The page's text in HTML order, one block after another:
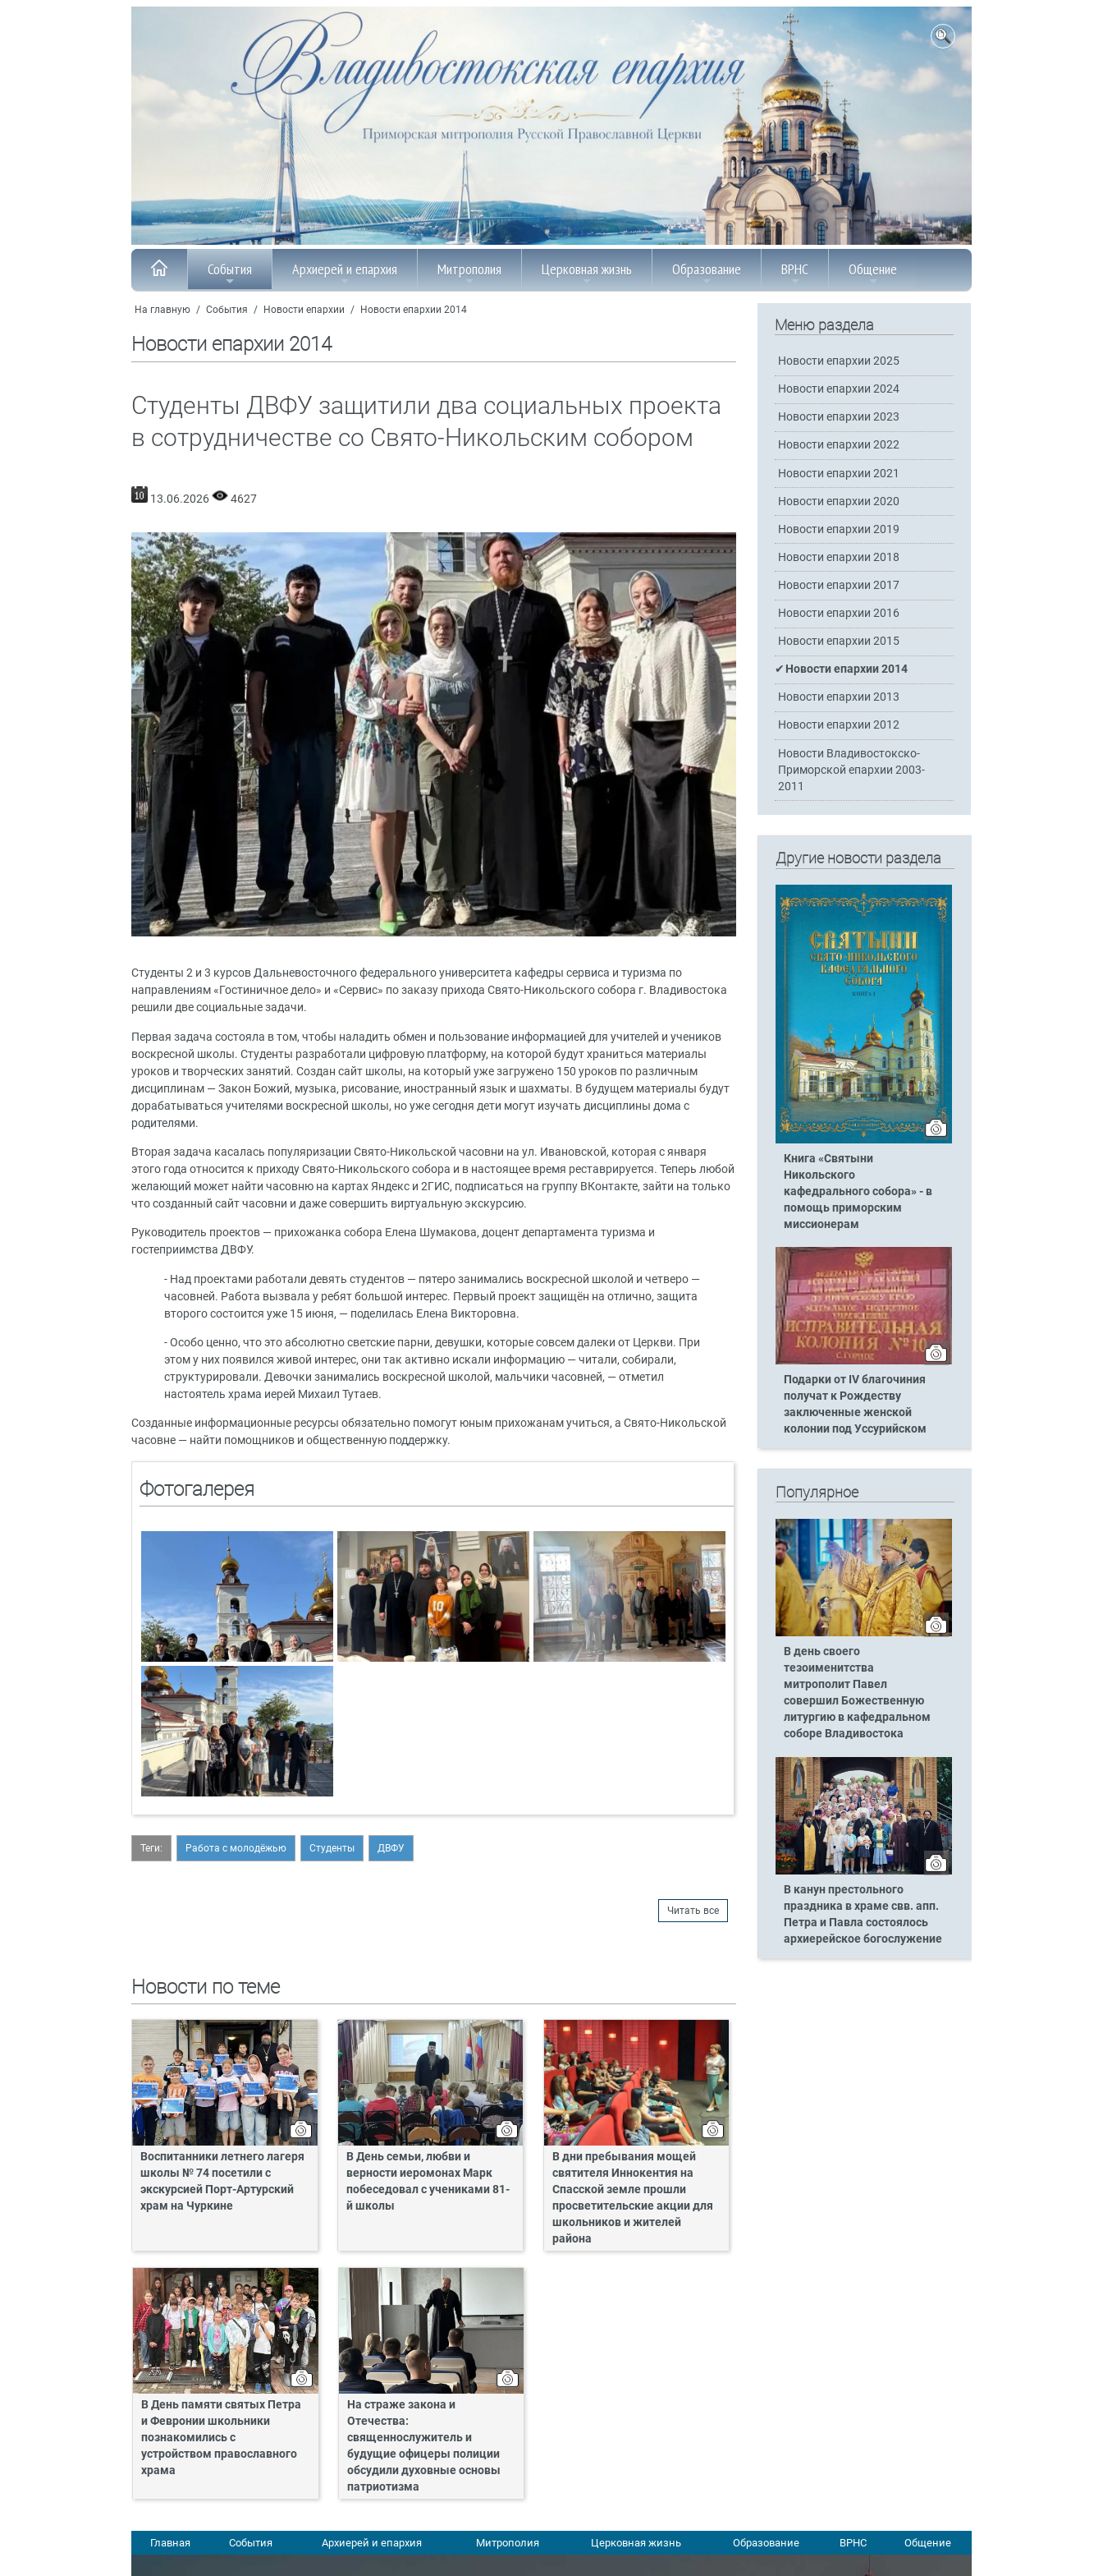
События Архиерей и епархия Митрополия Церковная жизнь Образование ВРНС Общение
На главную / События / Новости епархии / Новости епархии 2014
Новости епархии 2014
Студенты ДВФУ защитили два социальных проекта
в сотрудничестве со Свято-Никольским собором
13.06.2026 4627
Студенты 2 и 3 курсов Дальневосточного федерального университета кафедры сервиса и туризма по
направлениям «Гостиничное дело» и «Сервис» по заказу прихода Свято-Никольского собора г. Владивостока
решили две социальные задачи.
Первая задача состояла в том, чтобы наладить обмен и пользование информацией для учителей и учеников
воскресной школы. Студенты разработали цифровую платформу, на которой будут храниться материалы
уроков и творческих занятий. Создан сайт школы, на который уже загружено 150 уроков по различным
дисциплинам — Закон Божий, музыка, рисование, иностранный язык и шахматы. В будущем материалы будут
дорабатываться учителями воскресной школы, но уже сегодня дети могут изучать дисциплины дома с
родителями.
Вторая задача касалась популяризации Свято-Никольской часовни на ул. Ивановской, которая с января
этого года относится к приходу Свято-Никольского собора и в настоящее время реставрируется. Теперь любой
желающий может найти часовню на картах Яндекс и 2ГИС, подписаться на группу ВКонтакте, зайти на только
что созданный сайт часовни и даже совершить виртуальную экскурсию.
Руководитель проектов — прихожанка собора Елена Шумакова, доцент департамента туризма и
гостеприимства ДВФУ.
- Над проектами работали девять студентов — пятеро занимались воскресной школой и четверо —
часовней. Работа вызвала у ребят большой интерес. Первый проект защищён на отлично, защита
второго состоится уже 15 июня, — поделилась Елена Викторовна.
- Особо ценно, что это абсолютно светские парни, девушки, которые совсем далеки от Церкви. При
этом у них появился живой интерес, они так активно искали информацию — читали, собирали,
структурировали. Девочки занимались воскресной школой, мальчики часовней, — отметил
настоятель храма иерей Михаил Тутаев.
Созданные информационные ресурсы обязательно помогут юным прихожанам учиться, а Свято-Никольской
часовне — найти помощников и общественную поддержку.
Фотогалерея
Теги: Работа с молодёжью Студенты ДВФУ
Читать все
Новости по теме
Воспитанники летнего лагеря
школы № 74 посетили с
экскурсией Порт-Артурский
храм на Чуркине
В День семьи, любви и
верности иеромонах Марк
побеседовал с учениками 81-
й школы
В дни пребывания мощей
святителя Иннокентия на
Спасской земле прошли
просветительские акции для
школьников и жителей
района
В День памяти святых Петра
и Февронии школьники
познакомились с
устройством православного
храма
На страже закона и
Отечества:
священнослужитель и
будущие офицеры полиции
обсудили духовные основы
патриотизма
Меню раздела
Новости епархии 2025
Новости епархии 2024
Новости епархии 2023
Новости епархии 2022
Новости епархии 2021
Новости епархии 2020
Новости епархии 2019
Новости епархии 2018
Новости епархии 2017
Новости епархии 2016
Новости епархии 2015
Новости епархии 2014
Новости епархии 2013
Новости епархии 2012
Новости Владивостокско-
Приморской епархии 2003-
2011
Другие новости раздела
Книга «Святыни
Никольского
кафедрального собора» - в
помощь приморским
миссионерам
Подарки от IV благочиния
получат к Рождеству
заключенные женской
колонии под Уссурийском
Популярное
В день своего
тезоименитства
митрополит Павел
совершил Божественную
литургию в кафедральном
соборе Владивостока
В канун престольного
праздника в храме свв. апп.
Петра и Павла состоялось
архиерейское богослужение
Главная События Архиерей и епархия Митрополия Церковная жизнь Образование ВРНС Общение